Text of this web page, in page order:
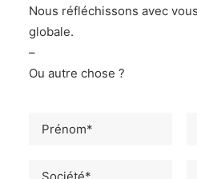
Nous réfléchissons avec
globale.
–
Ou autre chose ?